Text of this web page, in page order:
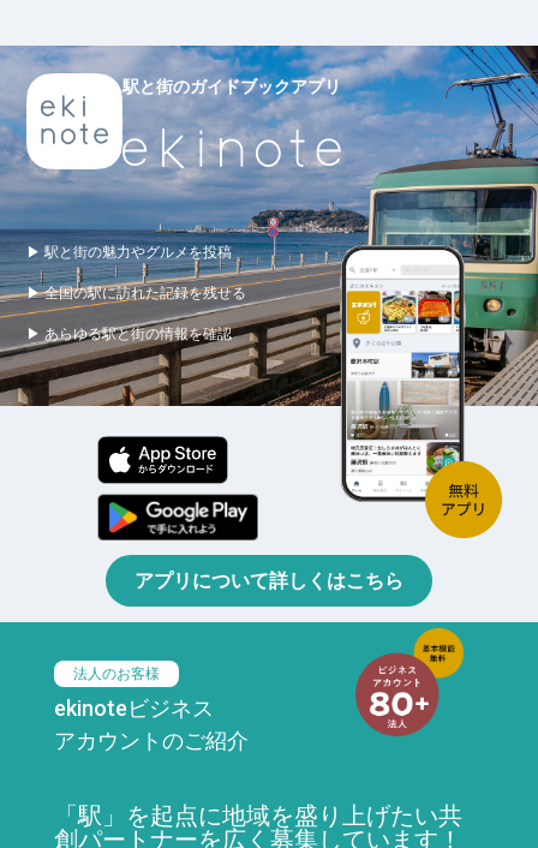
駅と街のガイドブックアプリ
▶ 駅と街の魅力やグルメを投稿
▶ 全国の駅に訪れた記録を残せる
▶ あらゆる駅と街の情報を確認
アプリについて詳しくはこちら
法人のお客様
ekinoteビジネス
アカウントのご紹介
「駅」を起点に地域を盛り上げたい共
創パートナーを広く募集しています！